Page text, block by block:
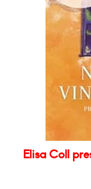
Elisa Coll